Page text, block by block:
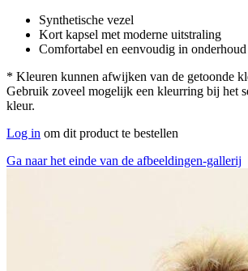
Synthetische vezel
Kort kapsel met moderne uitstraling
Comfortabel en eenvoudig in onderhoud
* Kleuren kunnen afwijken van de getoonde
Gebruik zoveel mogelijk een kleurring bij het
kleur.
Log in om dit product te bestellen
Ga naar het einde van de afbeeldingen-gallerij